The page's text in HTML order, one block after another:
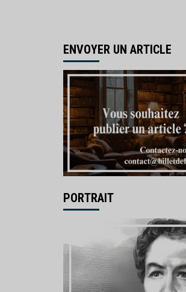
ENVOYER UN ARTICLE
PORTRAIT